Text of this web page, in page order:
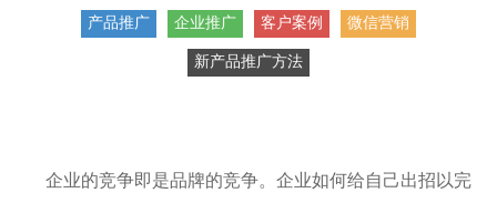
产品推广
企业推广 客户案例 微信营销
新产品推广方法
企业的竞争即是品牌的竞争。企业如何给自己出招以完